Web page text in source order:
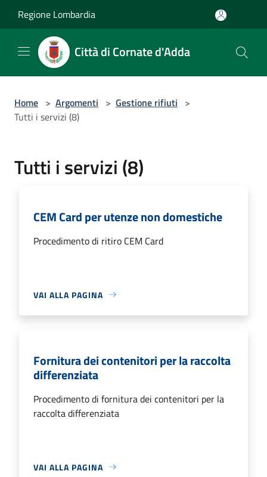
Regione Lombardia
Città di Cornate d'Adda
Home > Argomenti > Gestione rifiuti >
Tutti i servizi (8)
Tutti i servizi (8)
CEM Card per utenze non domestiche
Procedimento di ritiro CEM Card
VAI ALLA PAGINA
Fornitura dei contenitori per la raccolta
differenziata
Procedimento di fornitura dei contenitori per la
raccolta differenziata
VAI ALLA PAGINA